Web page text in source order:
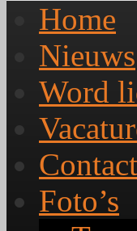
Home
Nieuws
Word
Contact
Foto’s